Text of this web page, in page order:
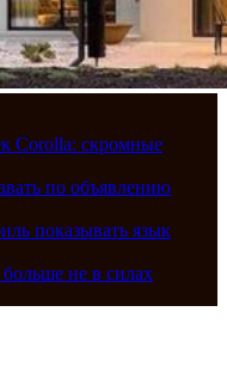
Corolla: скромные
по объявлению
показывать язык
не в силах